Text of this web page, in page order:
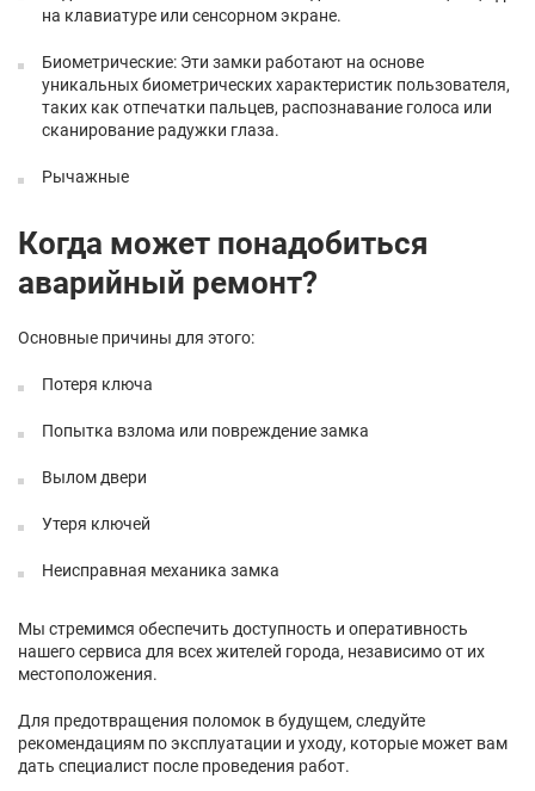
на клавиатуре или сенсорном экране.
Биометрические: Эти замки работают на основе
уникальных биометрических характеристик пользователя,
таких как отпечатки пальцев, распознавание голоса или
сканирование радужки глаза.
Рычажные
Когда может понадобиться
аварийный ремонт?
Основные причины для этого:
Потеря ключа
Попытка взлома или повреждение замка
Вылом двери
Утеря ключей
Неисправная механика замка
Мы стремимся обеспечить доступность и оперативность
нашего сервиса для всех жителей города, независимо от их
местоположения.
Для предотвращения поломок в будущем, следуйте
рекомендациям по эксплуатации и уходу, которые может вам
дать специалист после проведения работ.